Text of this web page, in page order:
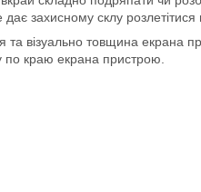
захисному склу
візуально товщина екрана
краю екрана пристрою.